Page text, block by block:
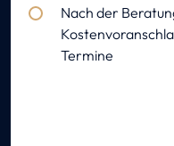
Nach der
Termine